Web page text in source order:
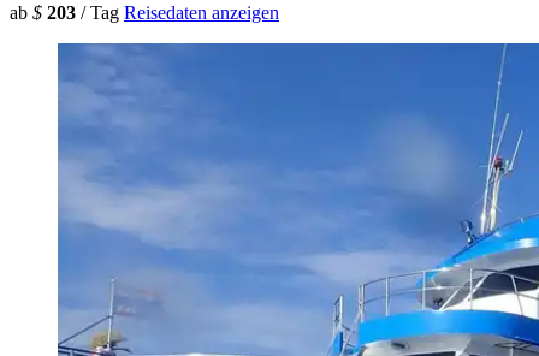
ab $ 203 / Tag Reisedaten anzeigen